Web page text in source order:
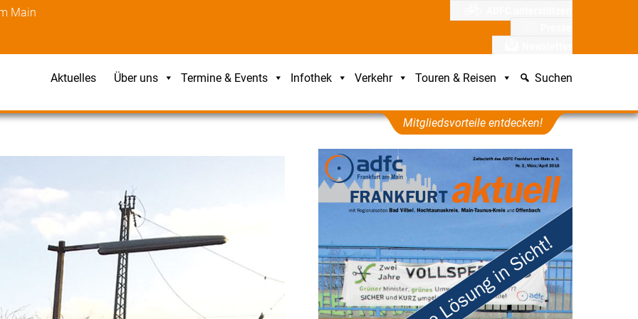
Main
Aktuelles Über uns Termine & Events Infothek Verkehr Touren & Reisen Suchen
Mitgliedsvorteile entdecken!